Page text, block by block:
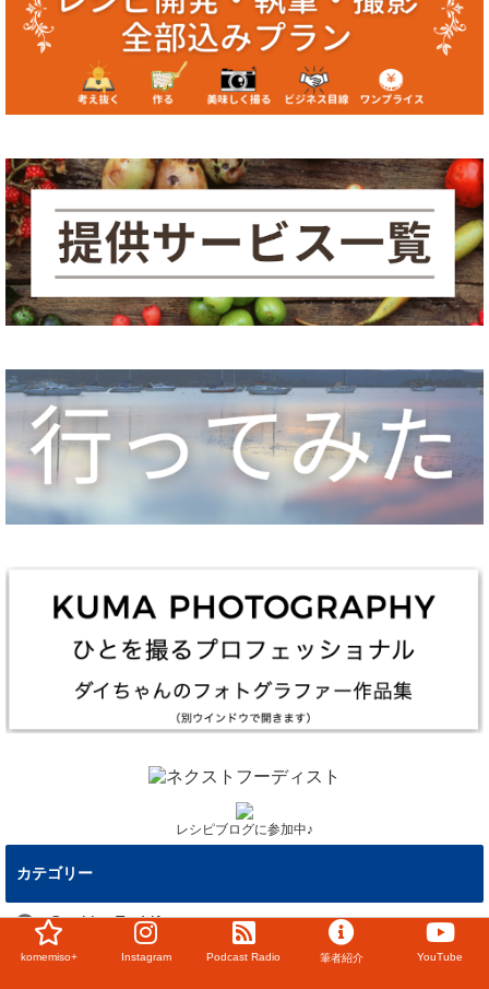
レシピブログに参加中♪
カテゴリー
CookingForLife
komemiso+ Instagram Podcast Radio 筆者紹介 YouTube